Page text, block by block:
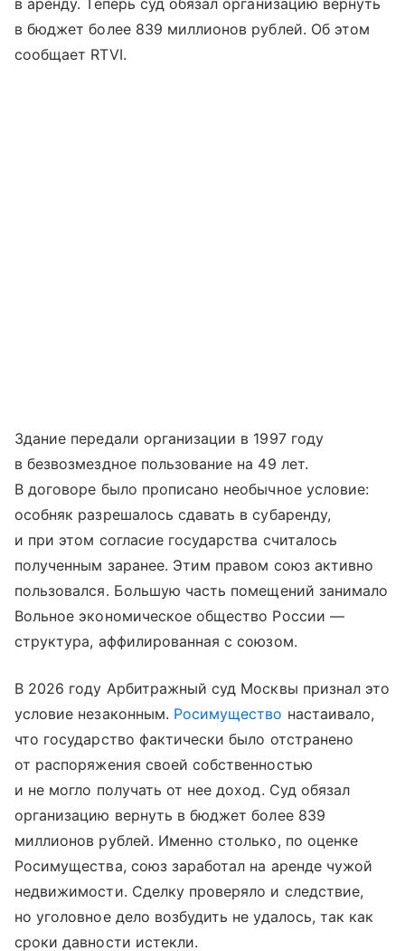
в аренду. Теперь суд обязал организацию вернуть
в бюджет более 839 миллионов рублей. Об этом
сообщает RTVI.
Здание передали организации в 1997 году
в безвозмездное пользование на 49 лет.
В договоре было прописано необычное условие:
особняк разрешалось сдавать в субаренду,
и при этом согласие государства считалось
полученным заранее. Этим правом союз активно
пользовался. Большую часть помещений занимало
Вольное экономическое общество России —
структура, аффилированная с союзом.
В 2026 году Арбитражный суд Москвы признал это
условие незаконным. Росимущество настаивало,
что государство фактически было отстранено
от распоряжения своей собственностью
и не могло получать от нее доход. Суд обязал
организацию вернуть в бюджет более 839
миллионов рублей. Именно столько, по оценке
Росимущества, союз заработал на аренде чужой
недвижимости. Сделку проверяло и следствие,
но уголовное дело возбудить не удалось, так как
сроки давности истекли.